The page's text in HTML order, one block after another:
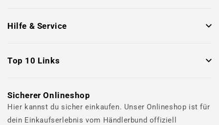
Hilfe & Service
Top 10 Links
Sicherer Onlineshop
Hier kannst du sicher einkaufen. Unser Onlineshop ist für
dein Einkaufserlebnis vom Händlerbund offiziell